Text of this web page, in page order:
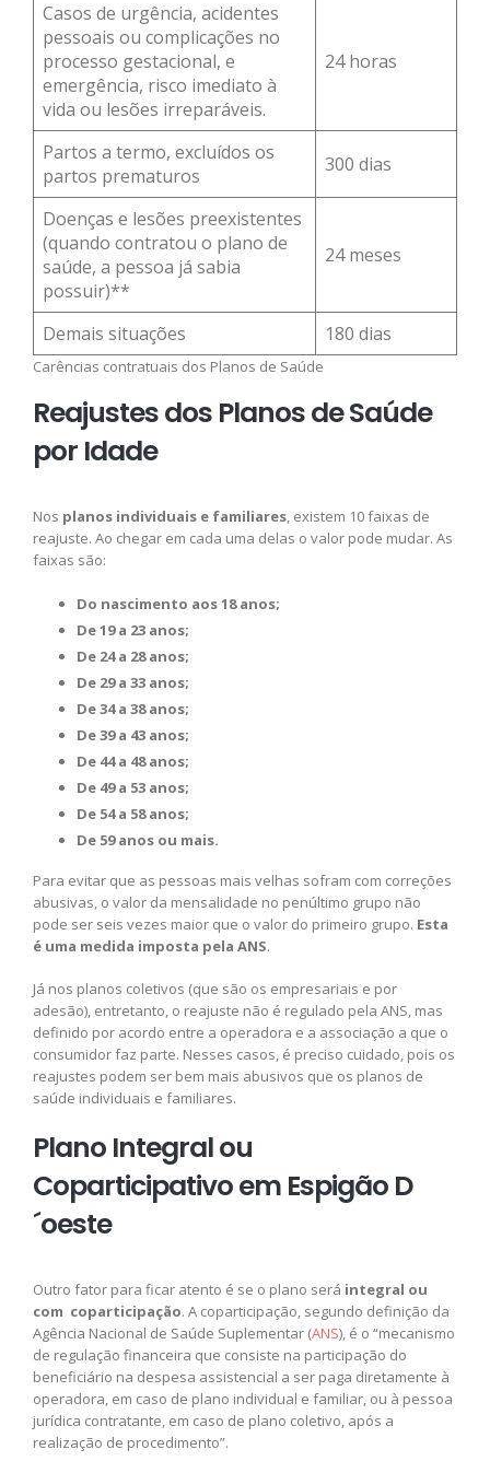
Casos de urgência, acidentes
pessoais ou complicações no
processo gestacional, e
emergência, risco imediato à
vida ou lesões irreparáveis.
24 horas
Partos a termo, excluídos os
partos prematuros
300 dias
Doenças e lesões preexistentes
(quando contratou o plano de
saúde, a pessoa já sabia
possuir)**
24 meses
Demais situações 180 dias
Carências contratuais dos Planos de Saúde
Reajustes dos Planos de Saúde
por Idade
Nos planos individuais e familiares, existem 10 faixas de
reajuste. Ao chegar em cada uma delas o valor pode mudar. As
faixas são:
Do nascimento aos 18 anos;
De 19 a 23 anos;
De 24 a 28 anos;
De 29 a 33 anos;
De 34 a 38 anos;
De 39 a 43 anos;
De 44 a 48 anos;
De 49 a 53 anos;
De 54 a 58 anos;
De 59 anos ou mais.
Para evitar que as pessoas mais velhas sofram com correções
abusivas, o valor da mensalidade no penúltimo grupo não
pode ser seis vezes maior que o valor do primeiro grupo. Esta
é uma medida imposta pela ANS.
Já nos planos coletivos (que são os empresariais e por
adesão), entretanto, o reajuste não é regulado pela ANS, mas
definido por acordo entre a operadora e a associação a que o
consumidor faz parte. Nesses casos, é preciso cuidado, pois os
reajustes podem ser bem mais abusivos que os planos de
saúde individuais e familiares.
Plano Integral ou
Coparticipativo em Espigão D
´oeste
Outro fator para ficar atento é se o plano será integral ou
com coparticipação. A coparticipação, segundo definição da
Agência Nacional de Saúde Suplementar (ANS), é o “mecanismo
de regulação financeira que consiste na participação do
beneficiário na despesa assistencial a ser paga diretamente à
operadora, em caso de plano individual e familiar, ou à pessoa
jurídica contratante, em caso de plano coletivo, após a
realização de procedimento”.